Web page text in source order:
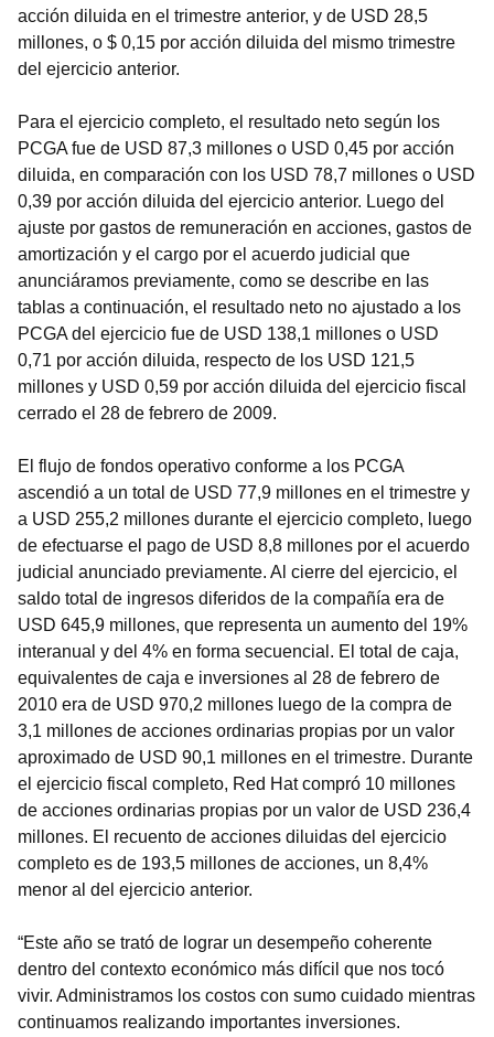
acción diluida en el trimestre anterior, y de USD 28,5
millones, o $ 0,15 por acción diluida del mismo trimestre
del ejercicio anterior.
Para el ejercicio completo, el resultado neto según los
PCGA fue de USD 87,3 millones o USD 0,45 por acción
diluida, en comparación con los USD 78,7 millones o USD
0,39 por acción diluida del ejercicio anterior. Luego del
ajuste por gastos de remuneración en acciones, gastos de
amortización y el cargo por el acuerdo judicial que
anunciáramos previamente, como se describe en las
tablas a continuación, el resultado neto no ajustado a los
PCGA del ejercicio fue de USD 138,1 millones o USD
0,71 por acción diluida, respecto de los USD 121,5
millones y USD 0,59 por acción diluida del ejercicio fiscal
cerrado el 28 de febrero de 2009.
El flujo de fondos operativo conforme a los PCGA
ascendió a un total de USD 77,9 millones en el trimestre y
a USD 255,2 millones durante el ejercicio completo, luego
de efectuarse el pago de USD 8,8 millones por el acuerdo
judicial anunciado previamente. Al cierre del ejercicio, el
saldo total de ingresos diferidos de la compañía era de
USD 645,9 millones, que representa un aumento del 19%
interanual y del 4% en forma secuencial. El total de caja,
equivalentes de caja e inversiones al 28 de febrero de
2010 era de USD 970,2 millones luego de la compra de
3,1 millones de acciones ordinarias propias por un valor
aproximado de USD 90,1 millones en el trimestre. Durante
el ejercicio fiscal completo, Red Hat compró 10 millones
de acciones ordinarias propias por un valor de USD 236,4
millones. El recuento de acciones diluidas del ejercicio
completo es de 193,5 millones de acciones, un 8,4%
menor al del ejercicio anterior.
“Este año se trató de lograr un desempeño coherente
dentro del contexto económico más difícil que nos tocó
vivir. Administramos los costos con sumo cuidado mientras
continuamos realizando importantes inversiones.